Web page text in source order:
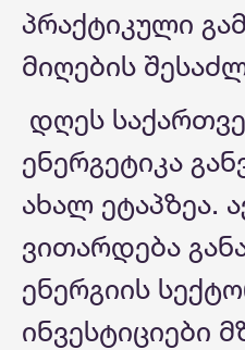
პრაქტიკული
მიღების
დღეს
ენერგეტიკა
ახალ ეტაპზეა.
ვითარდება
ენერგიის
ინვესტიციები